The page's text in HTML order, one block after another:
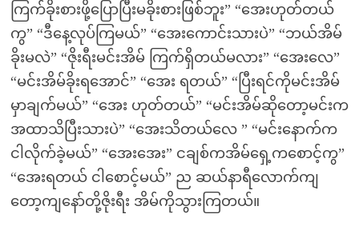
ကြက်ခိုးစားဖို့ပြောပြီးမခိုးစားဖြစ်ဘူး” “အေးဟုတ်တယ်
ကွ” “ဒီနေ့လုပ်ကြမယ်” “အေးကောင်းသားပဲ” “ဘယ်အိမ်
ခိုးမလဲ” “ဇိုးရီးမင်းအိမ် ကြက်ရှိတယ်မလား” “အေးလေ”
“မင်းအိမ်ခိုးရအောင်” “အေး ရတယ်” “ပြီးရင်ကိုမင်းအိမ်
မှာချက်မယ်” “အေး ဟုတ်တယ်” “မင်းအိမ်ဆိုတော့မင်းက
အထာသိပြီးသားပဲ” “အေးသိတယ်လေ ” “မင်းနောက်က
ငါလိုက်ခဲ့မယ်” “အေးအေး” ငချစ်ကအိမ်ရှေ့ကစောင့်ကွ”
“အေးရတယ် ငါစောင့်မယ်” ည ဆယ်နာရီလောက်ကျ
တော့ကျနော်တို့ဇိုးရီး အိမ်ကိုသွားကြတယ်။